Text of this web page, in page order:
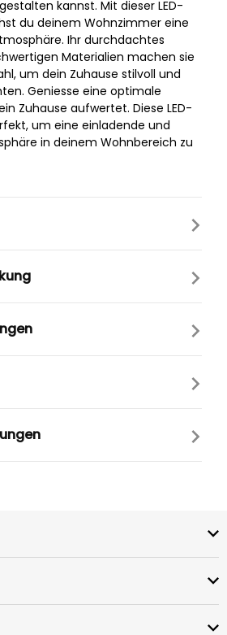
kannst. Mit dieser LED-
du deinem Wohnzimmer eine
Ihr durchdachtes
Materialien machen sie
um dein Zuhause stilvoll und
Geniesse eine optimale
Zuhause aufwertet. Diese LED-
um eine einladende und
in deinem Wohnbereich zu